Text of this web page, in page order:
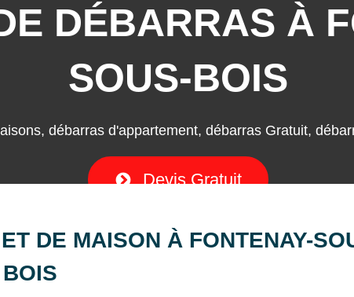
DÉBARRAS À
SOUS-BOIS
débarras d'appartement, débarras Gratuit,
Devis Gratuit
DE MAISON À FONTENAY-
BOIS